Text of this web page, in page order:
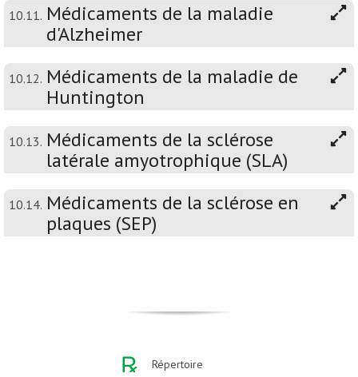
10.11. Médicaments de la maladie
d'Alzheimer
10.12. Médicaments de la maladie de
Huntington
10.13. Médicaments de la sclérose
latérale amyotrophique (SLA)
10.14. Médicaments de la sclérose en
plaques (SEP)
Répertoire